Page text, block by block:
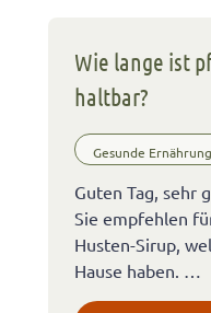
Wie lange ist
haltbar?
Gesunde Ernährung
Guten Tag, sehr
Sie empfehlen
Husten-Sirup,
Hause haben. …